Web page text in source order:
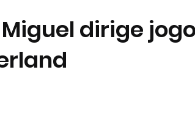
dirige
Podcasts